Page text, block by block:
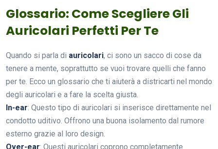
Glossario: Come Scegliere Gli
Auricolari Perfetti Per Te
Quando si parla di auricolari, ci sono un sacco di cose da
tenere a mente, soprattutto se vuoi trovare quelli che fanno
per te. Ecco un glossario che ti aiuterà a districarti nel mondo
degli auricolari e a fare la scelta giusta.
In-ear: Questo tipo di auricolari si inserisce direttamente nel
condotto uditivo. Offrono una buona isolamento dal rumore
esterno grazie al loro design.
Over-ear: Questi auricolari coprono completamente